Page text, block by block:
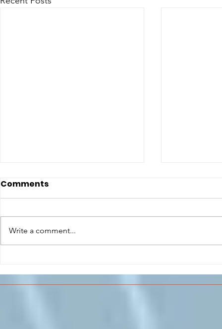
PERCORSO DI
FORMAZIONE SCUOLA
superiori
Comments
Write a comment...